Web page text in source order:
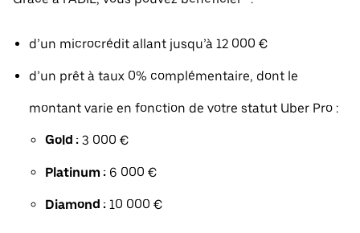
d’un microcrédit allant jusqu’à 12 000 €
d’un prêt à taux 0% complémentaire, dont le
montant varie en fonction de votre statut Uber Pro :
Gold : 3 000 €
Platinum : 6 000 €
Diamond : 10 000 €